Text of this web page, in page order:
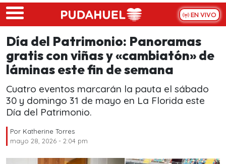
Skip to main content
EN VIVO
Día del Patrimonio: Panoramas
gratis con viñas y «cambiatón» de
láminas este fin de semana
Cuatro eventos marcarán la pauta el sábado
30 y domingo 31 de mayo en La Florida este
Día del Patrimonio.
Por Katherine Torres
mayo 28, 2026 - 2:04 pm